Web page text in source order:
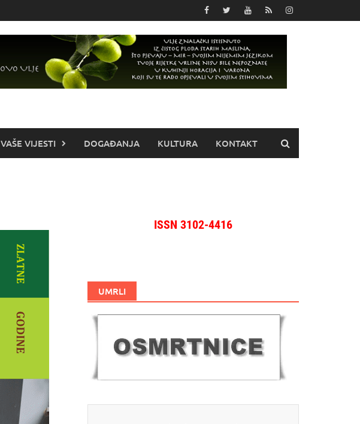
VAŠE VIJESTI DOGAĐANJA KULTURA KONTAKT
ISSN 3102-4416
UMRLI